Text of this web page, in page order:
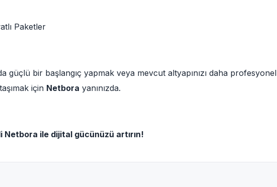
Paketler
güçlü bir başlangıç yapmak veya mevcut altyapınızı daha profesyonel
için Netbora yanınızda.
Netbora ile dijital gücünüzü artırın!